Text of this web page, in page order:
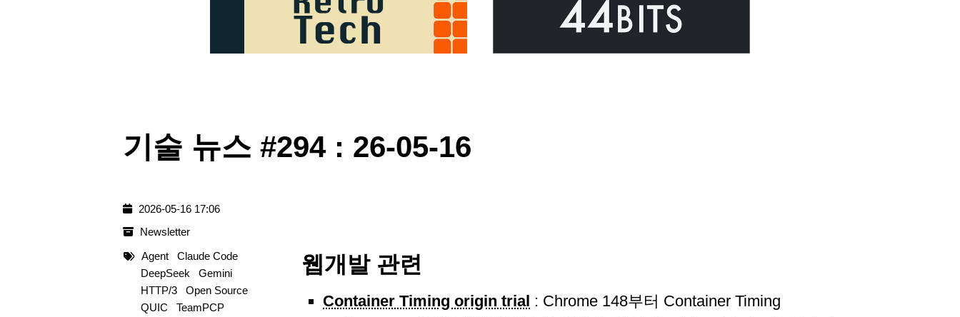
기술 뉴스 #294 : 26-05-16
웹개발 관련
Container Timing origin trial : Chrome 148부터 Container Timing
2026-05-16 17:06
Newsletter
Agent
Claude Code
DeepSeek
Gemini
HTTP/3
Open Source
QUIC
TeamPCP